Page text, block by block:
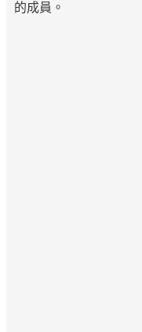
的成員。